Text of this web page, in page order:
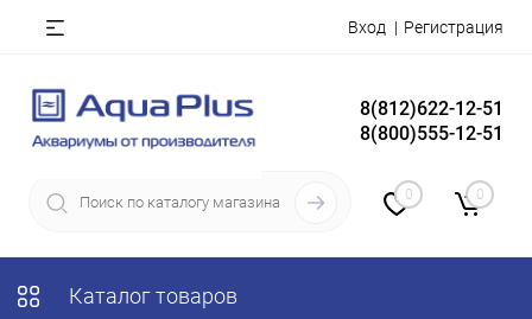
Вход Регистрация
8(812)622-12-51
8(800)555-12-51
0 0
Каталог товаров